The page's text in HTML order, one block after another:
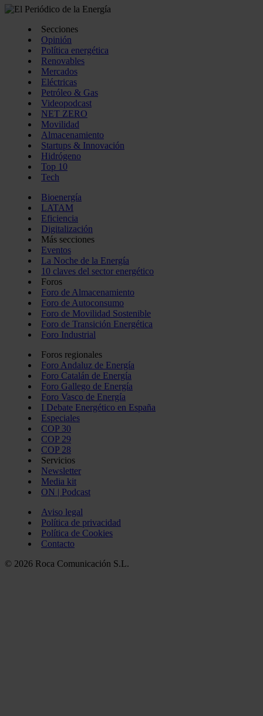
Secciones
Opinión
Política energética
Renovables
Mercados
Eléctricas
Petróleo & Gas
Videopodcast
NET ZERO
Movilidad
Almacenamiento
Startups & Innovación
Hidrógeno
Top 10
Tech
Bioenergía
LATAM
Eficiencia
Digitalización
Más secciones
Eventos
La Noche de la Energía
10 claves del sector energético
Foros
Foro de Almacenamiento
Foro de Autoconsumo
Foro de Movilidad Sostenible
Foro de Transición Energética
Foro Industrial
Foros regionales
Foro Andaluz de Energía
Foro Catalán de Energía
Foro Gallego de Energía
Foro Vasco de Energía
I Debate Energético en España
Especiales
COP 30
COP 29
COP 28
Servicios
Newsletter
Media kit
ON | Podcast
Aviso legal
Política de privacidad
Política de Cookies
Contacto
© 2026 Roca Comunicación S.L.